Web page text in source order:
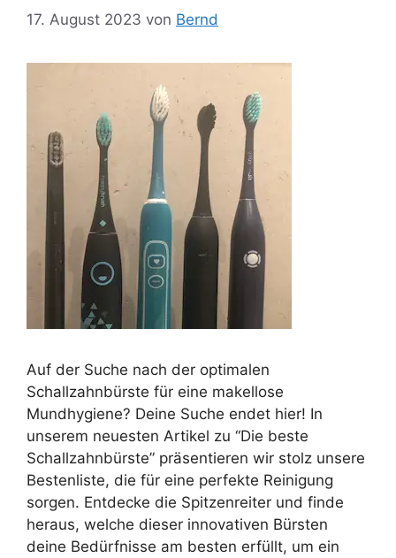
17. August 2023 von Bernd
Auf der Suche nach der optimalen
Schallzahnbürste für eine makellose
Mundhygiene? Deine Suche endet hier! In
unserem neuesten Artikel zu “Die beste
Schallzahnbürste” präsentieren wir stolz unsere
Bestenliste, die für eine perfekte Reinigung
sorgen. Entdecke die Spitzenreiter und finde
heraus, welche dieser innovativen Bürsten
deine Bedürfnisse am besten erfüllt, um ein